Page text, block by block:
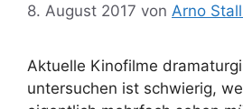
8. August 2017 von Arno
Aktuelle Kinofilme
untersuchen ist schwierig,